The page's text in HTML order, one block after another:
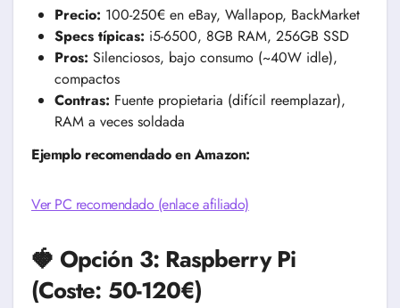
Precio: 100-250€ en eBay, Wallapop, BackMarket
Specs típicas: i5-6500, 8GB RAM, 256GB SSD
Pros: Silenciosos, bajo consumo (~40W idle),
compactos
Contras: Fuente propietaria (difícil reemplazar),
RAM a veces soldada
Ejemplo recomendado en Amazon:
Ver PC recomendado (enlace afiliado)
🍓 Opción 3: Raspberry Pi
(Coste: 50-120€)